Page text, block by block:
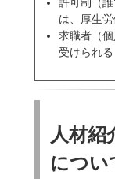
許可制（
は、厚生
求職者（
受けられる
人材紹
につい